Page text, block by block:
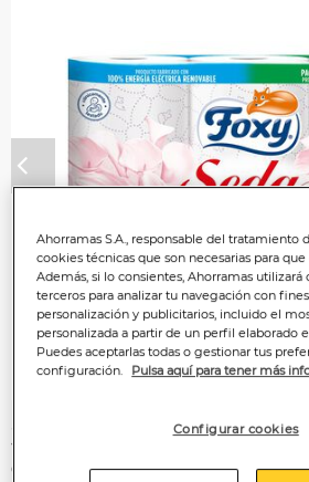
Anterior
3
0,67€/unidad
Ahorramas S.A., responsable del tratamiento
cookies técnicas que son necesarias para
Además, si lo consientes, Ahorramas utilizará
terceros para analizar tu navegación con
personalización y publicitarios, incluido el
personalizada a partir de un perfil elaborado
Puedes aceptarlas todas o gestionar tus
configuración.
Pulsa aquí para tener más
Configurar cookies